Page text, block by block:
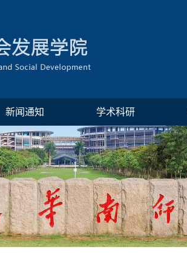
新闻通知 学术科研